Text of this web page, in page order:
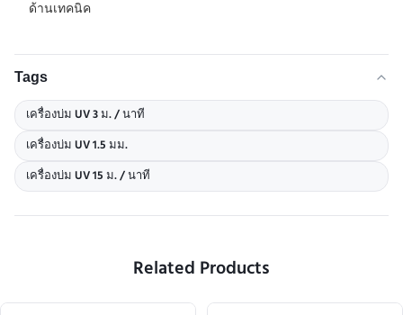
ด้านเทคนิค
Tags
เครื่องบ่ม UV 3 ม. / นาที
เครื่องบ่ม UV 1.5 มม.
เครื่องบ่ม UV 15 ม. / นาที
Related Products